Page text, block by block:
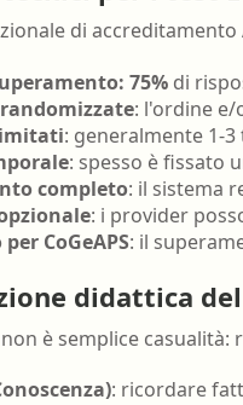
di
75% di
: l'ordine
: generalmente 1-
: spesso è fissato
completo: il sistema
: i provider
CoGeAPS: il
didattica
è semplice
: ricordare